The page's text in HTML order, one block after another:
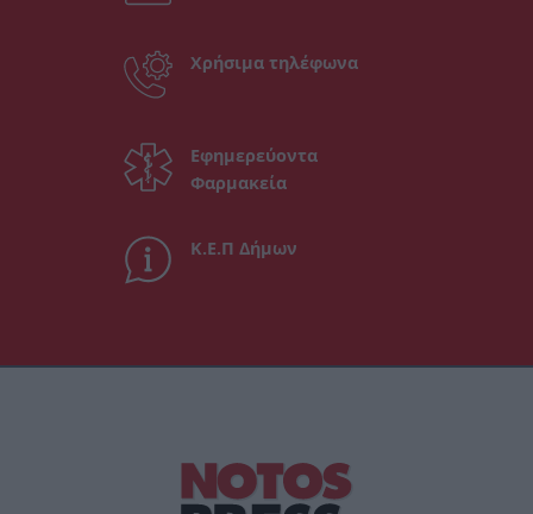
Χρήσιμα τηλέφωνα
Εφημερεύοντα
Φαρμακεία
Κ.Ε.Π Δήμων